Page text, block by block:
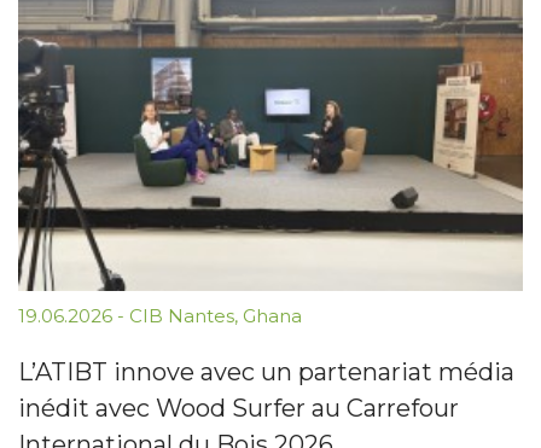
19.06.2026 - CIB Nantes, Ghana
L’ATIBT innove avec un partenariat média
inédit avec Wood Surfer au Carrefour